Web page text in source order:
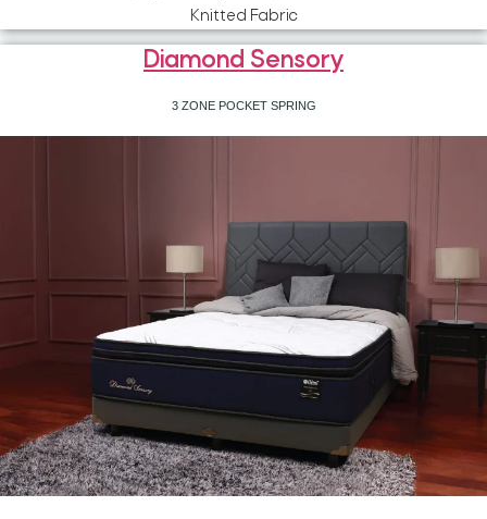
Knitted Fabric
Diamond Sensory
3 ZONE POCKET SPRING